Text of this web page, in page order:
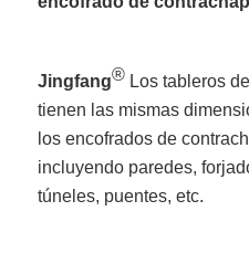
Jingfang® Los tableros
tienen las mismas
los encofrados de
incluyendo paredes,
túneles, puentes, etc.